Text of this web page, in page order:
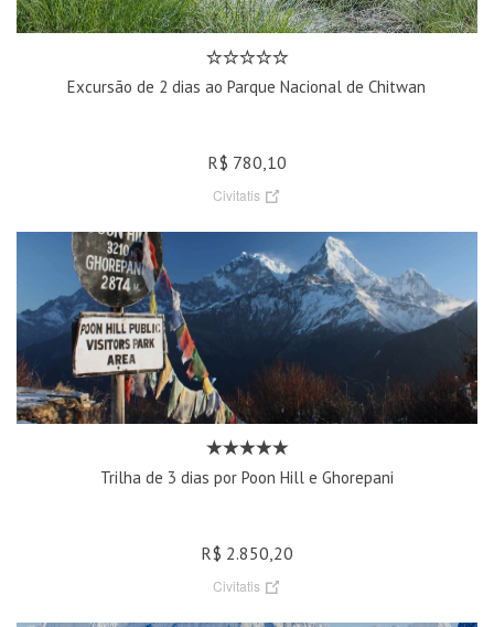
Excursão de 2 dias ao Parque Nacional de Chitwan
R$ 780,10
Civitatis
Trilha de 3 dias por Poon Hill e Ghorepani
R$ 2.850,20
Civitatis